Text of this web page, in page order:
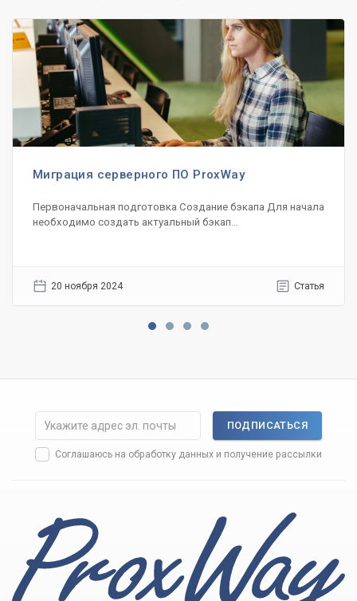
Миграция серверного ПО ProxWay
Первоначальная подготовка Создание бэкапа Для начала
необходимо создать актуальный бэкап...
20 ноября 2024 Статья
ПОДПИСАТЬСЯ
Соглашаюсь на обработку данных и получение рассылки